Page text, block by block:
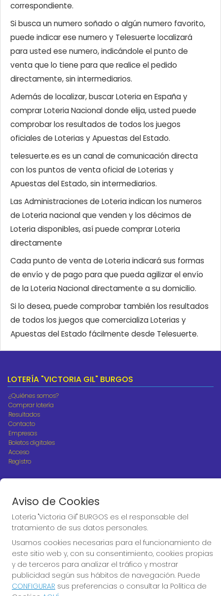
correspondiente.
Si busca un numero soñado o algún numero favorito,
puede indicar ese numero y Telesuerte localizará
para usted ese numero, indicándole el punto de
venta que lo tiene para que realice el pedido
directamente, sin intermediarios.
Además de localizar, buscar Loteria en España y
comprar Loteria Nacional donde elija, usted puede
comprobar los resultados de todos los juegos
oficiales de Loterias y Apuestas del Estado.
telesuerte.es es un canal de comunicación directa
con los puntos de venta oficial de Loterias y
Apuestas del Estado, sin intermediarios.
Las Administraciones de Loteria indican los numeros
de Loteria nacional que venden y los décimos de
Loteria disponibles, así puede comprar Loteria
directamente
Cada punto de venta de Loteria indicará sus formas
de envío y de pago para que pueda agilizar el envío
de la Loteria Nacional directamente a su domicilio.
Si lo desea, puede comprobar también los resultados
de todos los juegos que comercializa Loterias y
Apuestas del Estado fácilmente desde Telesuerte.
LOTERÍA "VICTORIA GIL" BURGOS
¿Quiénes somos?
Comprar lotería
Resultados
Contacto
Empresas
Boletos digitales
Acceso
Registro
CONTACTO
ADMINISTRACION DE LOTERIAS Nº10 BURGOS - Receptor
Oficial 18775
947487318
Clica aquí para contactar por WhatsApp
668647944
loteria@victoriagil.com
Aviso de Cookies
Lotería "Victoria Gil" BURGOS es el responsable del
tratamiento de sus datos personales.
Usamos cookies necesarias para el funcionamiento de
este sitio web y, con su consentimiento, cookies propias
y de terceros para analizar el tráfico y mostrar
publicidad según sus hábitos de navegación. Puede
CONFIGURAR sus preferencias o consultar la Política de